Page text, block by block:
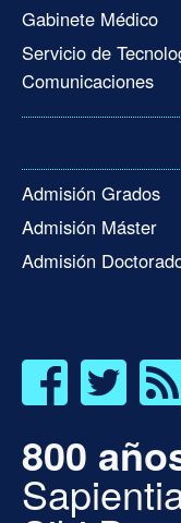
Gabinete Médico
Servicio de
Comunicaciones
Admisión Grados
Admisión Máster
Admisión
800